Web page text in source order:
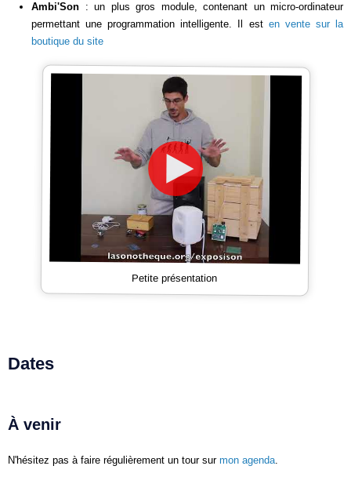
Ambi'Son : un plus gros module, contenant un micro-ordinateur
permettant une programmation intelligente. Il est en vente sur la
boutique du site
Petite présentation
Dates
À venir
N'hésitez pas à faire régulièrement un tour sur mon agenda.